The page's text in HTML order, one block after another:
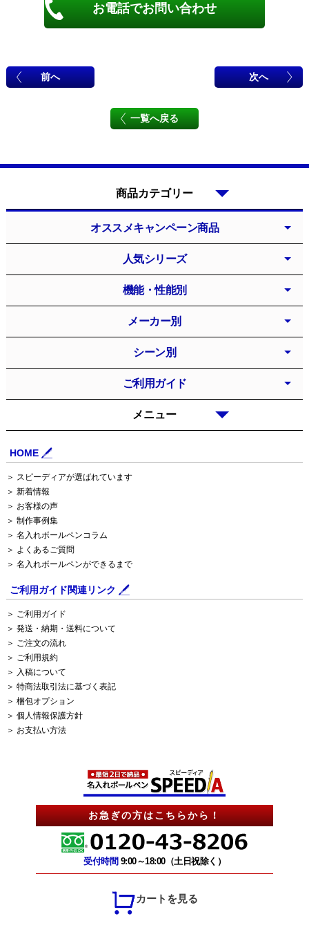
お電話でお問い合わせ
前へ 次へ
一覧へ戻る
お急ぎの方はこちらから！
受付時間 9:00～18:00（土日祝除く）
カートを見る
HOME
＞ スピーディアが選ばれています
＞ 新着情報
＞ お客様の声
＞ 制作事例集
＞ 名入れボールペンコラム
＞ よくあるご質問
＞ 名入れボールペンができるまで
ご利用ガイド関連リンク
＞ ご利用ガイド
＞ 発送・納期・送料について
＞ ご注文の流れ
＞ ご利用規約
＞ 入稿について
＞ 特商法取引法に基づく表記
＞ 梱包オプション
＞ 個人情報保護方針
＞ お支払い方法
メニュー
オススメキャンペーン商品
人気シリーズ
機能・性能別
メーカー別
シーン別
ご利用ガイド
商品カテゴリー